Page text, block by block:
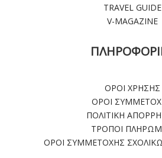
TRAVEL GUIDE
V-MAGAZINE
ΟΡΟΙ ΧΡΗΣΗΣ
ΟΡΟΙ
ΠΟΛΙΤΙΚΗ
ΤΡΟΠΟΙ
ΟΡΟΙ ΣΥΜΜΕΤΟΧΗΣ